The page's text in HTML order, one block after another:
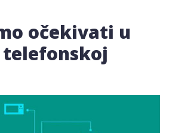
očekivati u
telefonskoj